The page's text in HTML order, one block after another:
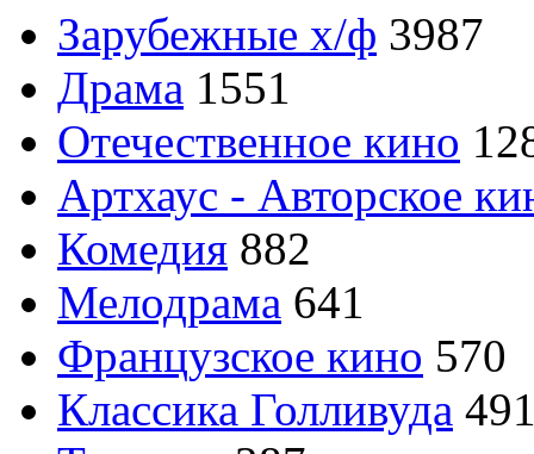
Зарубежные х/ф 3987
Драма 1551
Отечественное кино
Артхаус - Авторское
Комедия 882
Мелодрама 641
Французское кино 570
Классика Голливуда